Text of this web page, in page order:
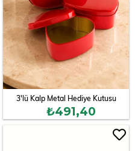
3'lü Kalp Metal Hediye Kutusu
₺491,40